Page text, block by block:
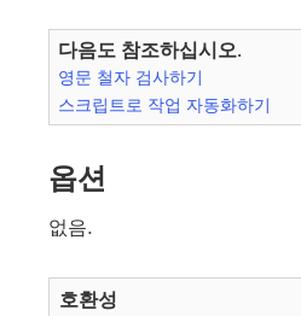
다음도 참조하십시오.
영문 철자 검사하기
스크립트로 작업 자동화하기
옵션
없음.
호환성